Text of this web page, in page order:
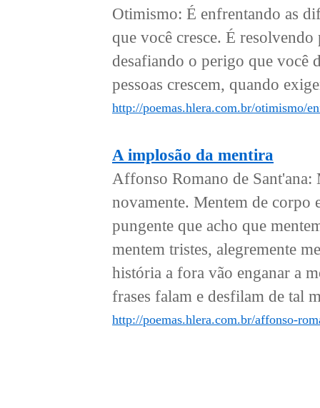
Otimismo: É enfrentando as
que você cresce. É
desafiando o perigo que você
pessoas crescem, quando
http://poemas.hlera.com.br/otimismo/
A implosão da mentira
Affonso Romano de
novamente. Mentem de corpo
pungente que acho que
mentem tristes, alegremente
história a fora vão enganar a
frases falam e desfilam de tal
http://poemas.hlera.com.br/affonso-